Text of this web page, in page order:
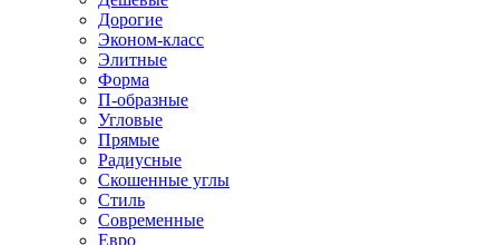
Дорогие
Эконом-класс
Элитные
Форма
П-образные
Угловые
Прямые
Радиусные
Скошенные углы
Стиль
Современные
Евро